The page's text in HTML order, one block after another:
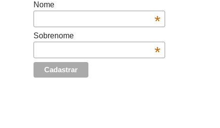
Nome
*
Sobrenome
*